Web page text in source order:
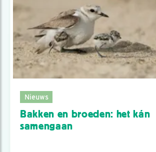
Nieuws
Bakken en broeden: het kán
samengaan